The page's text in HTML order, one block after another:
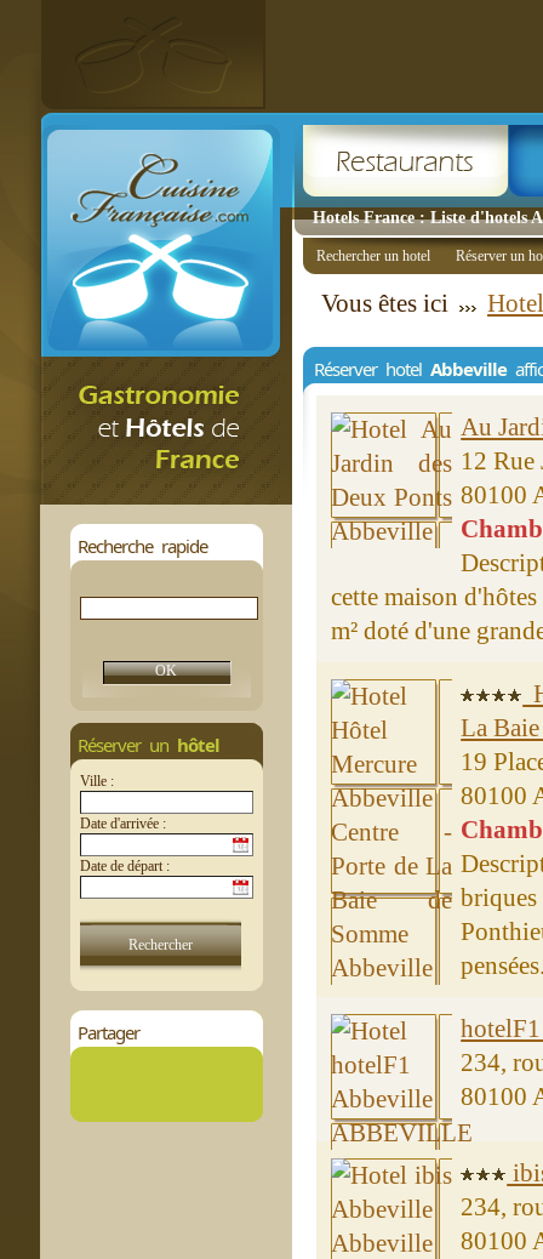
Hotels France : Liste d'hotels
Recherche rapide
Réserver un hôtel
Ville :
Date d'arrivée :
Date de départ :
Partager
Rechercher un hotel Réserver un
Vous êtes ici
Réserver hotel Abbeville
Au
12 Rue
80100
cette maison
m² doté d'une
La
19
80100
234,
80100
234,
80100